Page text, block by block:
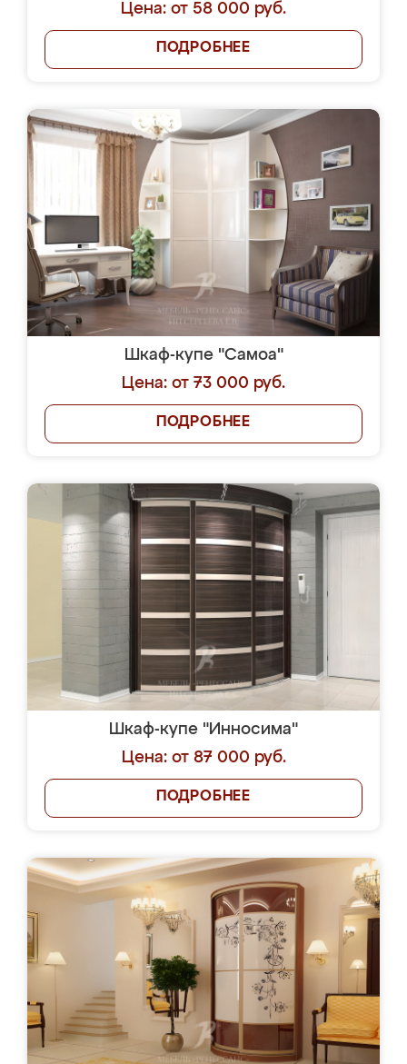
Цена: от 58 000 руб.
ПОДРОБНЕЕ
Шкаф-купе "Самоа"
Цена: от 73 000 руб.
ПОДРОБНЕЕ
Шкаф-купе "Инносима"
Цена: от 87 000 руб.
ПОДРОБНЕЕ